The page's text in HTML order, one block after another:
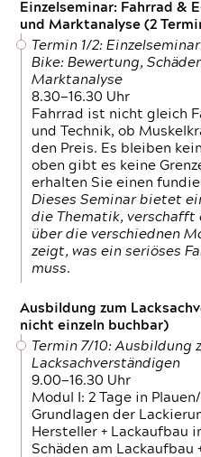
Einzelseminar: Fahrrad &
und Marktanalyse (2
Termin 1/2:
Bike: Bewertung,
Marktanalyse
8.30—16.30 Uhr
Fahrrad ist nicht gleich
und Technik, ob
den Preis. Es bleiben
oben gibt es keine
erhalten Sie einen
Dieses Seminar bietet
die Thematik,
über die verschiednen
zeigt, was ein seriöses
muss.
Ausbildung zum
nicht einzeln buchbar)
Termin 7/10: Ausbildung
Lacksachverständigen
9.00—16.30 Uhr
Modul I: 2 Tage in
Grundlagen der
Hersteller + Lackaufbau
Schäden am Lackaufbau